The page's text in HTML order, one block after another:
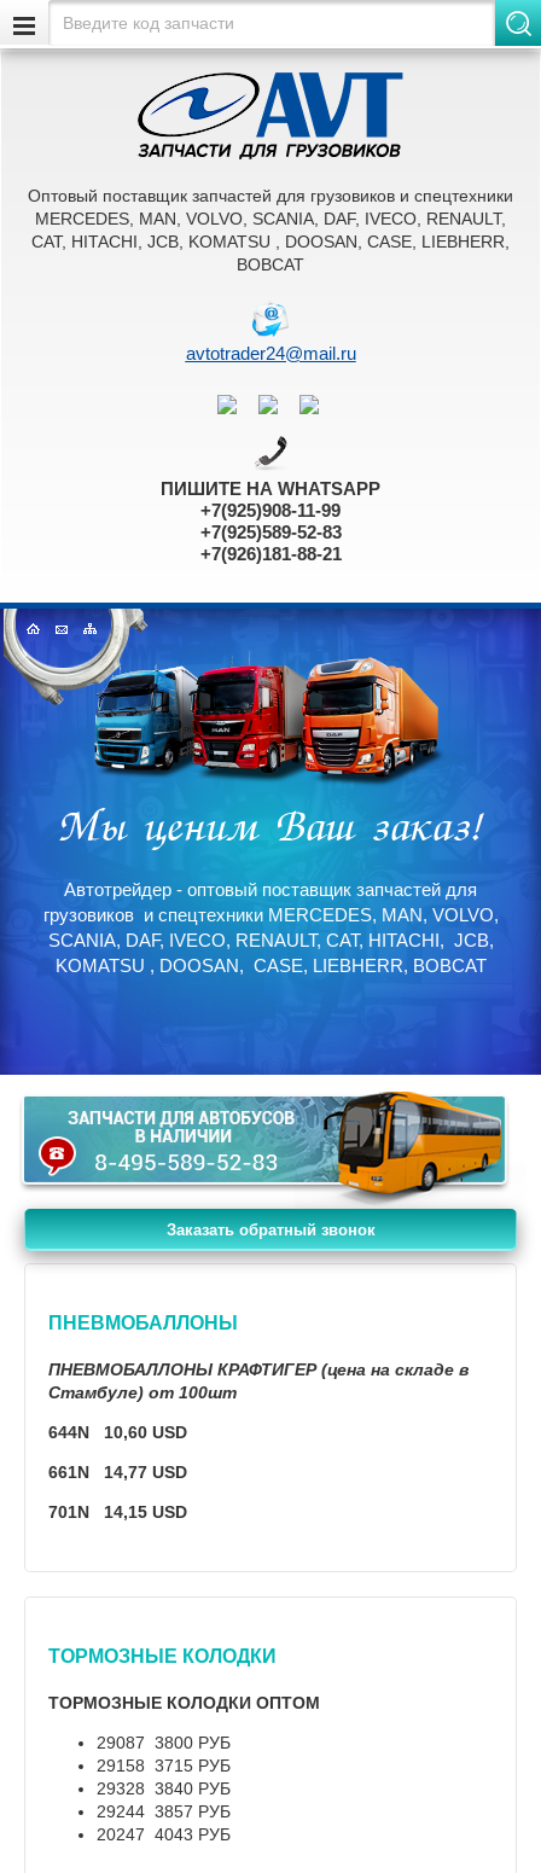
Оптовый поставщик запчастей для грузовиков и спецтехники
MERCEDES, MAN, VOLVO, SCANIA, DAF, IVECO, RENAULT,
CAT, HITACHI, JCB, KOMATSU , DOOSAN, CASE, LIEBHERR,
BOBCAT
avtotrader24@mail.ru
ПИШИТЕ НА WHATSAPP
+7(925)908-11-99
+7(925)589-52-83
+7(926)181-88-21
Автотрейдер - оптовый поставщик запчастей для
грузовиков и спецтехники MERCEDES, MAN, VOLVO,
SCANIA, DAF, IVECO, RENAULT, CAT, HITACHI, JCB,
KOMATSU , DOOSAN, CASE, LIEBHERR, BOBCAT
Заказать обратный звонок
ПНЕВМОБАЛЛОНЫ
ПНЕВМОБАЛЛОНЫ КРАФТИГЕР (цена на складе в
Стамбуле) от 100шт
644N 10,60 USD
661N 14,77 USD
701N 14,15 USD
ТОРМОЗНЫЕ КОЛОДКИ
ТОРМОЗНЫЕ КОЛОДКИ ОПТОМ
29087 3800 РУБ
29158 3715 РУБ
29328 3840 РУБ
29244 3857 РУБ
20247 4043 РУБ